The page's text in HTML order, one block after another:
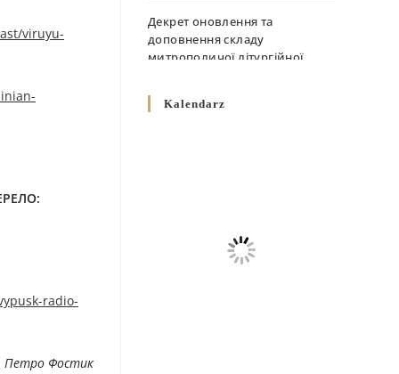
viruyu-
radio-
Петро Фостик
Декрет оновлення та
доповнення складу
митрополичої літургійної
10 GRUDNIA 2025
Декрет про відзначення
Великодня і всіх рухомих
Kalendarz